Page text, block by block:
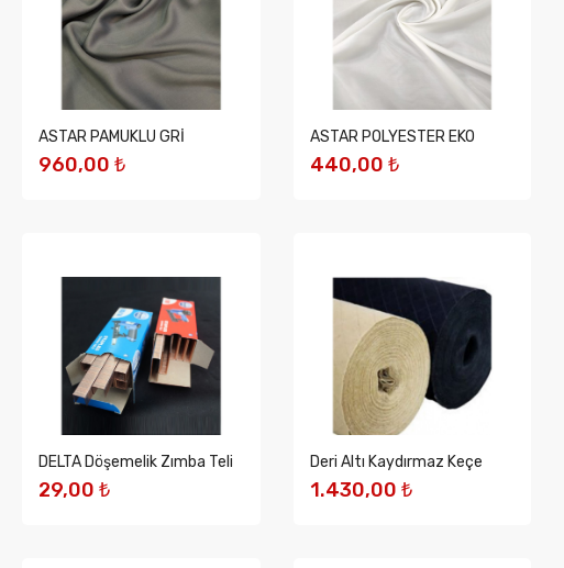
ASTAR PAMUKLU GRİ
960,00 ₺
ASTAR POLYESTER EKO
440,00 ₺
DELTA Döşemelik Zımba Teli
29,00 ₺
Deri Altı Kaydırmaz Keçe
1.430,00 ₺